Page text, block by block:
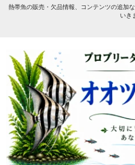
熱帯魚の販売・欠品情報、コンテンツの追加
いき